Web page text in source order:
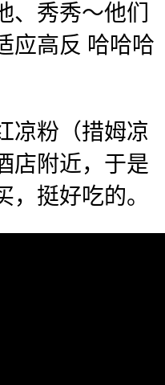
、秀秀～他们
应高反 哈哈哈
凉粉（措姆凉
店附近，于是
挺好吃的。